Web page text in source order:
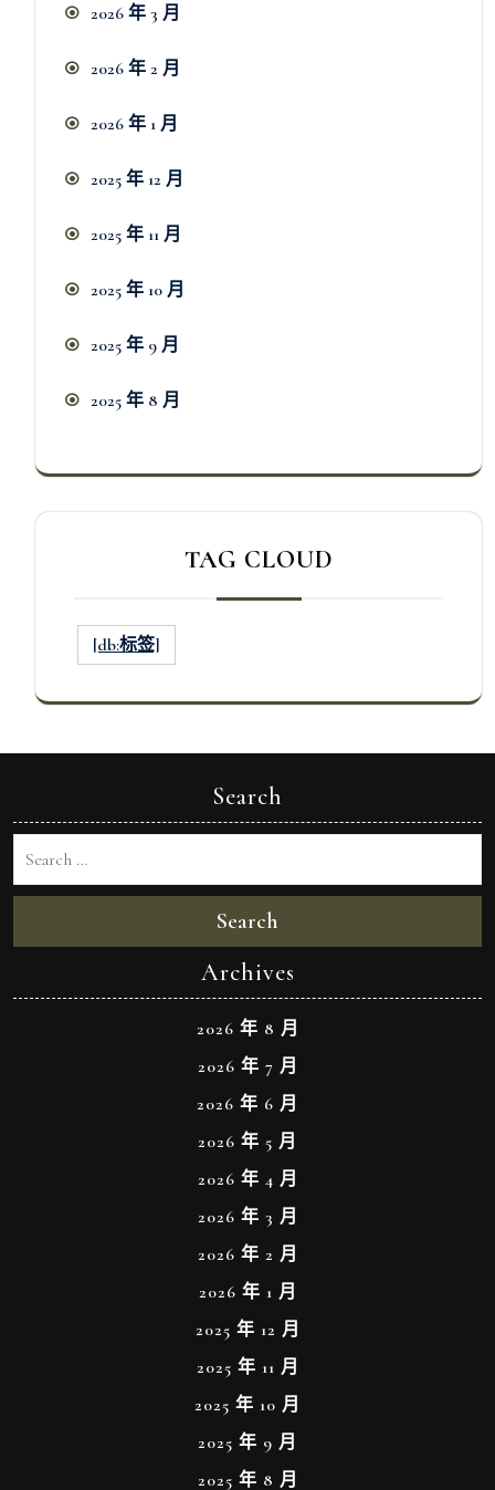
2026 年 3 月
2026 年 2 月
2026 年 1 月
2025 年 12 月
2025 年 11 月
2025 年 10 月
2025 年 9 月
2025 年 8 月
TAG CLOUD
[db:标签]
Search
Search
Archives
2026 年 8 月
2026 年 7 月
2026 年 6 月
2026 年 5 月
2026 年 4 月
2026 年 3 月
2026 年 2 月
2026 年 1 月
2025 年 12 月
2025 年 11 月
2025 年 10 月
2025 年 9 月
2025 年 8 月